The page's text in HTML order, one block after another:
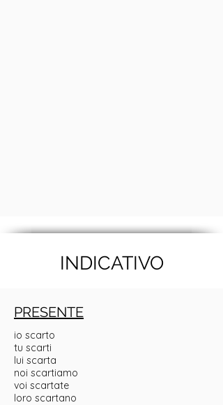
INDICATIVO
PRESENTE
io scarto
tu scarti
lui scarta
noi scartiamo
voi scartate
loro scartano